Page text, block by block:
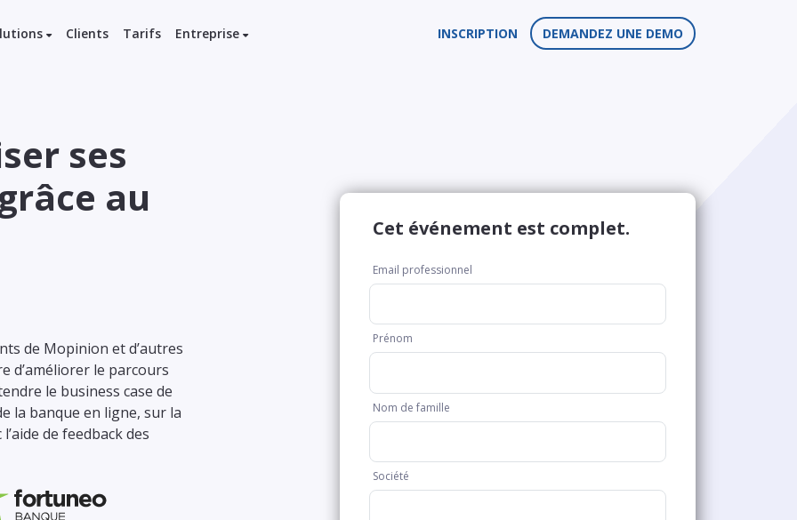
Clients Tarifs Entreprise INSCRIPTION DEMANDEZ UNE DEMO
ses
au
de Mopinion et d’autres
d’améliorer le parcours
le business case de
la banque en ligne, sur la
de feedback des
Cet événement est complet.